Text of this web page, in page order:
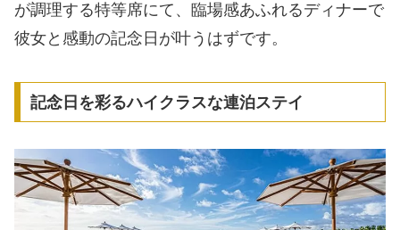
が調理する特等席にて、臨場感あふれるディナーで
彼女と感動の記念日が叶うはずです。
記念日を彩るハイクラスな連泊ステイ